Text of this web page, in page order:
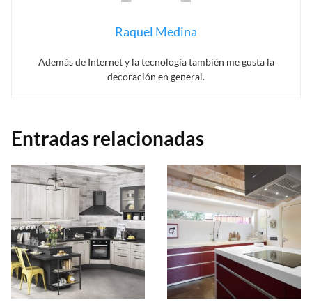
Raquel Medina
Además de Internet y la tecnología también me gusta la
decoración en general.
Entradas relacionadas